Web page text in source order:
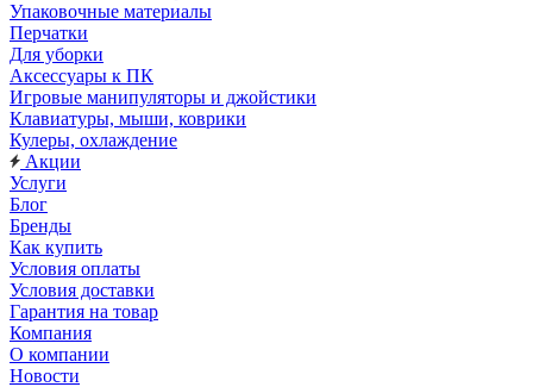
Упаковочные материалы
Перчатки
Для уборки
Аксессуары к ПК
Игровые манипуляторы и джойстики
Клавиатуры, мыши, коврики
Кулеры, охлаждение
Акции
Услуги
Блог
Бренды
Как купить
Условия оплаты
Условия доставки
Гарантия на товар
Компания
О компании
Новости